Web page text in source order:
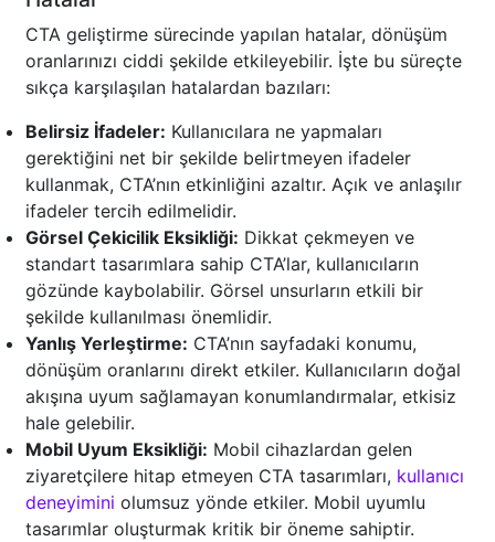
CTA geliştirme sürecinde yapılan hatalar, dönüşüm
oranlarınızı ciddi şekilde etkileyebilir. İşte bu süreçte
sıkça karşılaşılan hatalardan bazıları:
Belirsiz İfadeler: Kullanıcılara ne yapmaları
gerektiğini net bir şekilde belirtmeyen ifadeler
kullanmak, CTA’nın etkinliğini azaltır. Açık ve anlaşılır
ifadeler tercih edilmelidir.
Görsel Çekicilik Eksikliği: Dikkat çekmeyen ve
standart tasarımlara sahip CTA’lar, kullanıcıların
gözünde kaybolabilir. Görsel unsurların etkili bir
şekilde kullanılması önemlidir.
Yanlış Yerleştirme: CTA’nın sayfadaki konumu,
dönüşüm oranlarını direkt etkiler. Kullanıcıların doğal
akışına uyum sağlamayan konumlandırmalar, etkisiz
hale gelebilir.
Mobil Uyum Eksikliği: Mobil cihazlardan gelen
ziyaretçilere hitap etmeyen CTA tasarımları, kullanıcı
deneyimini olumsuz yönde etkiler. Mobil uyumlu
tasarımlar oluşturmak kritik bir öneme sahiptir.